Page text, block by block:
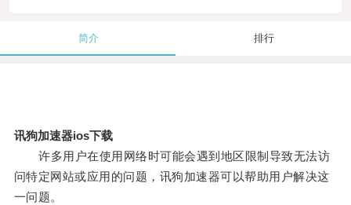
简介 排行
讯狗加速器ios下载
许多用户在使用网络时可能会遇到地区限制导致无法访
问特定网站或应用的问题，讯狗加速器可以帮助用户解决这
一问题。